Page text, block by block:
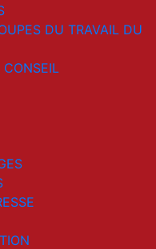
DU TRAVAIL DU
CONSEIL